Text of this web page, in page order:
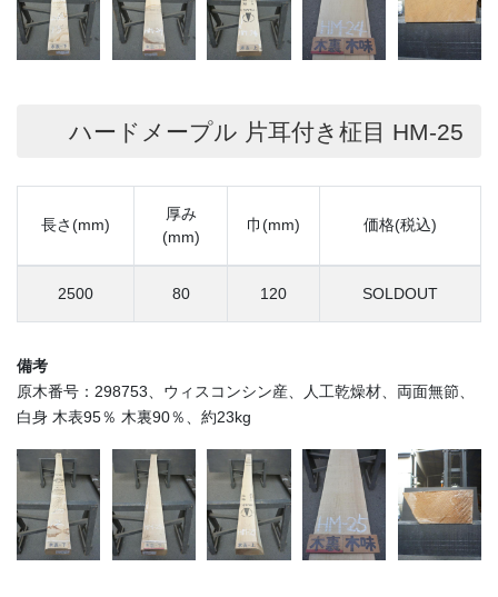
ハードメープル 片耳付き柾目 HM-25
長さ(mm)
厚み
(mm)
巾(mm) 価格(税込)
2500 80 120 SOLDOUT
備考
原木番号：298753、ウィスコンシン産、人工乾燥材、両面無節、
白身 木表95％ 木裏90％、約23kg